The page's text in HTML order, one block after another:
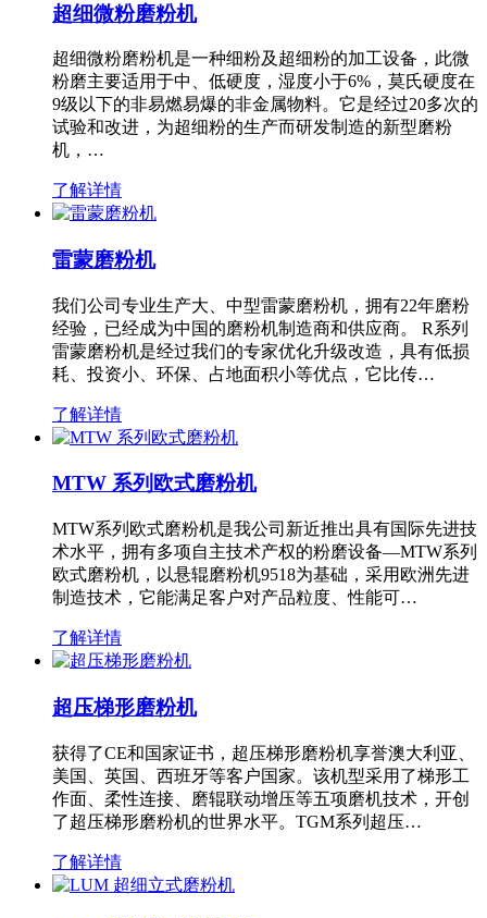
超细微粉磨粉机
超细微粉磨粉机是一种细粉及超细粉的加工设备，此微
粉磨主要适用于中、低硬度，湿度小于6%，莫氏硬度在
9级以下的非易燃易爆的非金属物料。它是经过20多次的
试验和改进，为超细粉的生产而研发制造的新型磨粉
机，…
了解详情
雷蒙磨粉机
我们公司专业生产大、中型雷蒙磨粉机，拥有22年磨粉
经验，已经成为中国的磨粉机制造商和供应商。 R系列
雷蒙磨粉机是经过我们的专家优化升级改造，具有低损
耗、投资小、环保、占地面积小等优点，它比传…
了解详情
MTW 系列欧式磨粉机
MTW系列欧式磨粉机是我公司新近推出具有国际先进技
术水平，拥有多项自主技术产权的粉磨设备—MTW系列
欧式磨粉机，以悬辊磨粉机9518为基础，采用欧洲先进
制造技术，它能满足客户对产品粒度、性能可…
了解详情
超压梯形磨粉机
获得了CE和国家证书，超压梯形磨粉机享誉澳大利亚、
美国、英国、西班牙等客户国家。该机型采用了梯形工
作面、柔性连接、磨辊联动增压等五项磨机技术，开创
了超压梯形磨粉机的世界水平。TGM系列超压…
了解详情